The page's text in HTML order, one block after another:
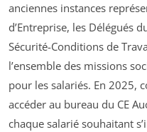
anciennes instances
d’Entreprise, les Délégués
Sécurité-Conditions de
l’ensemble des missions
pour les salariés. En 2025,
accéder au bureau du CE
chaque salarié souhaitant